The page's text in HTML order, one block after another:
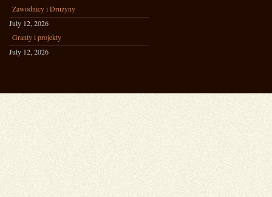
Zawodnicy i Drużyny
July 12, 2026
Granty i projekty
July 12, 2026